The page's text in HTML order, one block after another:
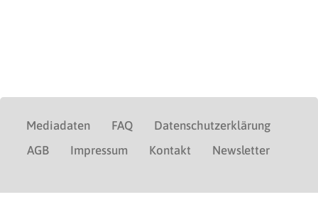
Mediadaten FAQ
Datenschutzerklärung
AGB
Impressum Kontakt Newsletter